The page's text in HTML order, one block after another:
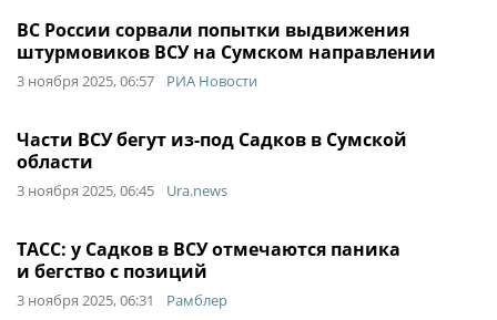
ВС России сорвали попытки выдвижения
штурмовиков ВСУ на Сумском направлении
3 ноября 2025, 06:57 РИА Новости
Части ВСУ бегут из-под Садков в Сумской
области
3 ноября 2025, 06:45 Ura.news
ТАСС: у Садков в ВСУ отмечаются паника
и бегство с позиций
3 ноября 2025, 06:31 Рамблер